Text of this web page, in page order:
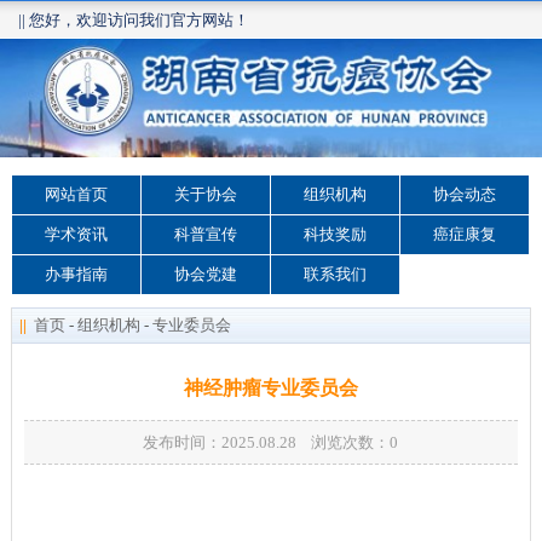
|| 您好，欢迎访问我们官方网站！
网站首页 关于协会 组织机构 协会动态
学术资讯 科普宣传 科技奖励 癌症康复
办事指南 协会党建 联系我们
|| 首页 - 组织机构 - 专业委员会
神经肿瘤专业委员会
发布时间：2025.08.28 浏览次数：0